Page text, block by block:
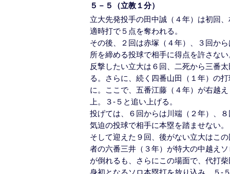
５－５（立教１分）
立大先発投手の田中誠（４年）は初回
適時打で５点を奪われる。
その後、２回は赤塚（４年）、３回か
所を締める投球で相手に得点を許さない
反撃したい立大は６回、二死から三番
る。さらに、続く四番山田（１年）の
に。ここで、五番江藤（４年）が右越
上。３-５と追い上げる。
投げては、６回からは川端（２年）、
気迫の投球で相手に本塁を踏ませない。
そして迎えた９回、後がない立大はこ
者の六番三井（３年）が特大の中越え
が倒れるも、さらにこの場面で、代打
身初となるソロ本塁打を放り込み、５-